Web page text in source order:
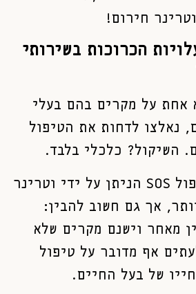
חירום!
הכרוכות בשירותי
אחת על מקרים בהם בעלי
נאלצו לדחות את הטיפול
השיקול? כלכלי בלבד.
אין זה סוד כי טיפול SOS הניתן על ידי וטרינר
אך גם חשוב להבין:
מאחר וישנם מקרים שלא
אף מדובר על טיפול
של בעל החיים.